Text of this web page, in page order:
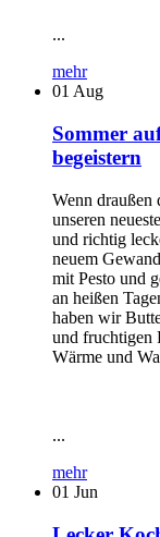
...
mehr
01 Aug
Sommer
begeistern
Wenn draußen
unseren
und richtig
neuem
mit Pesto und
an heißen
haben wir
und fruchtigen
Wärme und
...
mehr
01 Jun